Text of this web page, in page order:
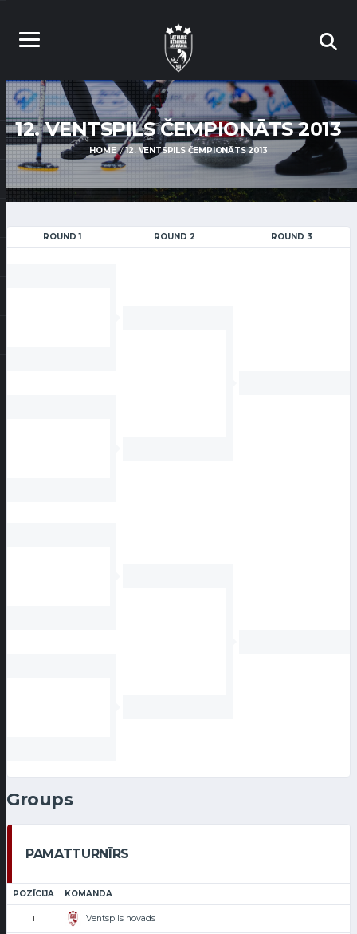
12. VENTSPILS ČEMPIONĀTS 2013
HOME 12. VENTSPILS ČEMPIONĀTS 2013
ROUND 1 ROUND 2 ROUND 3
Groups
PAMATTURNĪRS
POZĪCIJA KOMANDA
1 Ventspils novads